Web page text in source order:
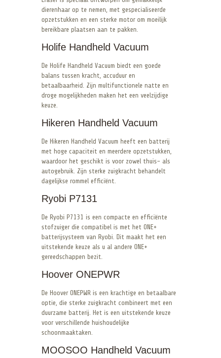
dierenhaar op te nemen, met gespecialiseerde
opzetstukken en een sterke motor om moeilijk
bereikbare plaatsen aan te pakken.
Holife Handheld Vacuum
De Holife Handheld Vacuum biedt een goede
balans tussen kracht, accuduur en
betaalbaarheid. Zijn multifunctionele natte en
droge mogelijkheden maken het een veelzijdige
keuze.
Hikeren Handheld Vacuum
De Hikeren Handheld Vacuum heeft een batterij
met hoge capaciteit en meerdere opzetstukken,
waardoor het geschikt is voor zowel thuis- als
autogebruik. Zijn sterke zuigkracht behandelt
dagelijkse rommel efficiënt.
Ryobi P7131
De Ryobi P7131 is een compacte en efficiënte
stofzuiger die compatibel is met het ONE+
batterijsysteem van Ryobi. Dit maakt het een
uitstekende keuze als u al andere ONE+
gereedschappen bezit.
Hoover ONEPWR
De Hoover ONEPWR is een krachtige en betaalbare
optie, die sterke zuigkracht combineert met een
duurzame batterij. Het is een uitstekende keuze
voor verschillende huishoudelijke
schoonmaaktaken.
MOOSOO Handheld Vacuum